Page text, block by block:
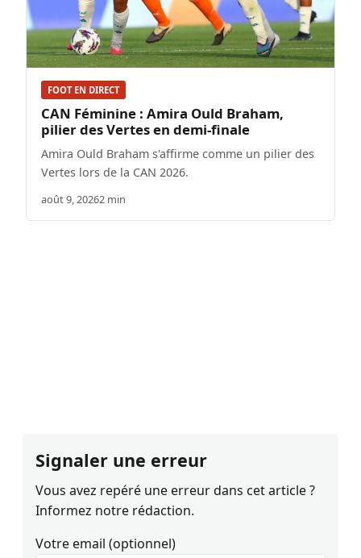
FOOT EN DIRECT
CAN Féminine : Amira Ould Braham,
pilier des Vertes en demi-finale
Amira Ould Braham s'affirme comme un pilier des
Vertes lors de la CAN 2026.
août 9, 20262 min
Signaler une erreur
Vous avez repéré une erreur dans cet article ?
Informez notre rédaction.
Votre email (optionnel)